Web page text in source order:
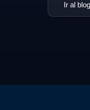
Ir al blog